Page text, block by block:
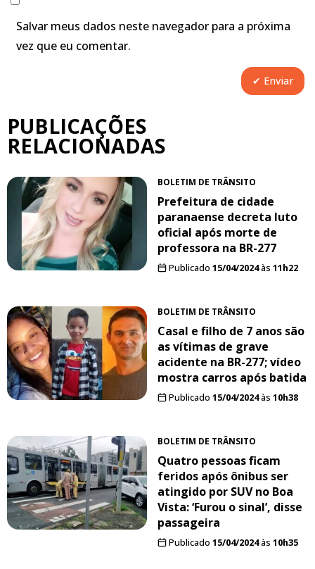
Salvar meus dados neste navegador para a próxima
vez que eu comentar.
PUBLICAÇÕES
RELACIONADAS
BOLETIM DE TRÂNSITO
Prefeitura de cidade
paranaense decreta luto
oficial após morte de
professora na BR-277
Publicado 15/04/2024às 11h22
BOLETIM DE TRÂNSITO
Casal e filho de 7 anos são
as vítimas de grave
acidente na BR-277; vídeo
mostra carros após batida
Publicado 15/04/2024às 10h38
BOLETIM DE TRÂNSITO
Quatro pessoas ficam
feridos após ônibus ser
atingido por SUV no Boa
Vista: ‘Furou o sinal’, disse
passageira
Publicado 15/04/2024às 10h35